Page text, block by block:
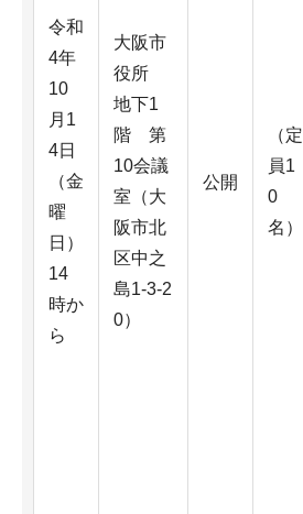
令和
4年
10
月1
4日
（金
曜
日）
14
時か
ら
大阪市
役所
地下1
階 第
10会議
室（大
阪市北
区中之
島1-3-2
0）
公開
（定
員1
0
名）